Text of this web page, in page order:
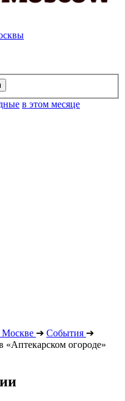
в этом месяце
➔ События ➔
«Аптекарском огороде»